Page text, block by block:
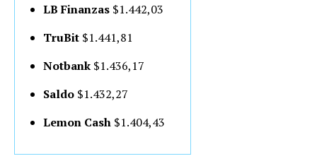
LB Finanzas $1.442,03
TruBit $1.441,81
Notbank $1.436,17
Saldo $1.432,27
Lemon Cash $1.404,43